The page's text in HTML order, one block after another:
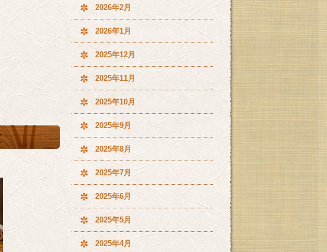
2026年2月
2026年1月
2025年12月
2025年11月
2025年10月
2025年9月
2025年8月
2025年7月
2025年6月
2025年5月
2025年4月